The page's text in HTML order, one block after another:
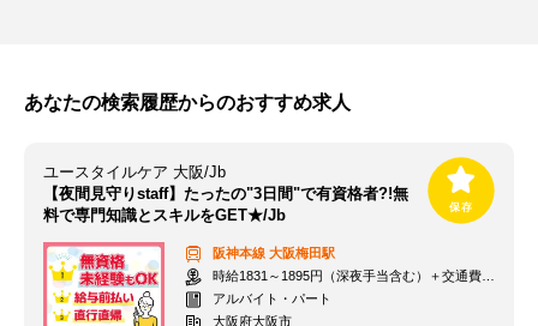
あなたの検索履歴からのおすすめ求人
ユースタイルケア 大阪/Jb
【夜間見守りstaff】たったの"3日間"で有資格者?!無
料で専門知識とスキルをGET★/Jb
阪神本線 大阪梅田駅
時給1831～1895円（深夜手当含む）＋交通費支給
アルバイト・パート
大阪府大阪市